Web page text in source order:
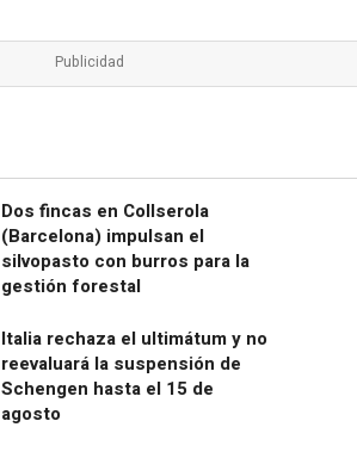
Dos fincas en Collserola
(Barcelona) impulsan el
silvopasto con burros para la
gestión forestal
Italia rechaza el ultimátum y no
reevaluará la suspensión de
Schengen hasta el 15 de
agosto